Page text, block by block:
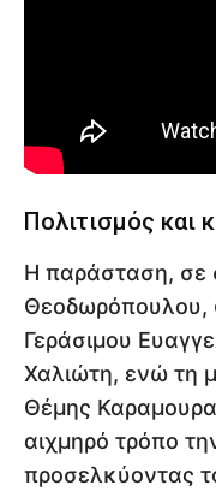
Πολιτισμός και
Η παράσταση, σε
Θεοδωρόπουλου,
Γεράσιμου
Χαλιώτη, ενώ τη
Θέμης
αιχμηρό τρόπο
προσελκύοντας